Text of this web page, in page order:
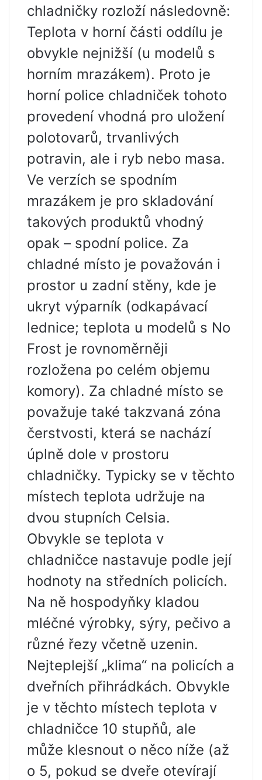
chladničky rozloží následovně:
Teplota v horní části oddílu je
obvykle nejnižší (u modelů s
horním mrazákem). Proto je
horní police chladniček tohoto
provedení vhodná pro uložení
polotovarů, trvanlivých
potravin, ale i ryb nebo masa.
Ve verzích se spodním
mrazákem je pro skladování
takových produktů vhodný
opak – spodní police. Za
chladné místo je považován i
prostor u zadní stěny, kde je
ukryt výparník (odkapávací
lednice; teplota u modelů s No
Frost je rovnoměrněji
rozložena po celém objemu
komory). Za chladné místo se
považuje také takzvaná zóna
čerstvosti, která se nachází
úplně dole v prostoru
chladničky. Typicky se v těchto
místech teplota udržuje na
dvou stupních Celsia.
Obvykle se teplota v
chladničce nastavuje podle její
hodnoty na středních policích.
Na ně hospodyňky kladou
mléčné výrobky, sýry, pečivo a
různé řezy včetně uzenin.
Nejteplejší „klima“ na policích a
dveřních přihrádkách. Obvykle
je v těchto místech teplota v
chladničce 10 stupňů, ale
může klesnout o něco níže (až
o 5, pokud se dveře otevírají